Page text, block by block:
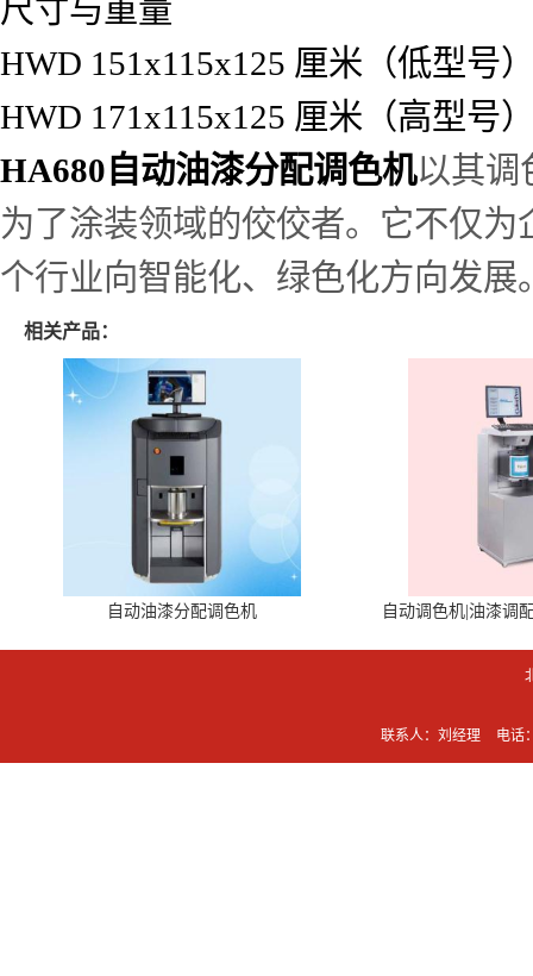
尺寸与重量
HWD 151x115x125 厘米（低型号
HWD 171x115x125 厘米（高型号
HA680自动油漆分配调色机以其调
为了涂装领域的佼佼者。它不仅
个行业向智能化、绿色化方向发展
相关产品：
自动油漆分配调色机 自动调色机|油漆调
联系人：刘经理 电话